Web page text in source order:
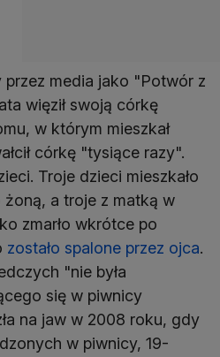
media jako "Potwór z
więził swoją córkę
w którym mieszkał
córkę "tysiące razy".
Troje dzieci mieszkało
żoną, a troje z matką w
zmarło wkrótce po
zostało spalone przez ojca.
"nie była
się w piwnicy
na jaw w 2008 roku, gdy
w piwnicy, 19-